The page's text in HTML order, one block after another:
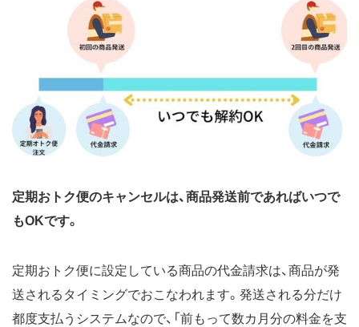
定期おトク便のキャンセルは、商品発送前であればいつで
もOKです。
定期おトク便に設定している商品の代金請求は、商品が発
送されるタイミングでおこなわれます。発送される分だけ
都度支払うシステムなので、「前もって数カ月分の料金を支